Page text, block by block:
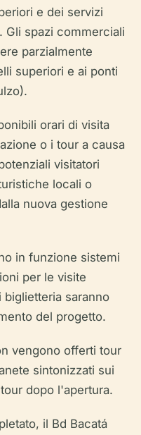
e dei servizi
Gli spazi commerciali
parzialmente
superiori e ai ponti
orari di visita
o i tour a causa
visitatori
locali o
nuova gestione
in funzione sistemi
per le visite
saranno
del progetto.
vengono offerti tour
sintonizzati sui
dopo l'apertura.
il Bd Bacatá